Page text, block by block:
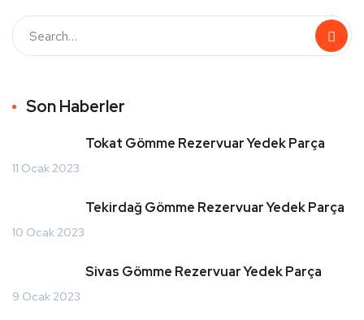
Son Haberler
Tokat Gömme Rezervuar Yedek Parça
11 Ocak 2023
Tekirdağ Gömme Rezervuar Yedek Parça
10 Ocak 2023
Sivas Gömme Rezervuar Yedek Parça
9 Ocak 2023